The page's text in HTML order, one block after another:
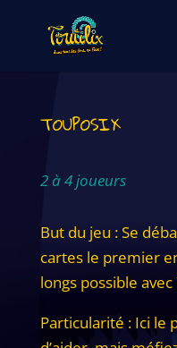
TOUPOSIX
2 à 4 joueurs
But du jeu : Se
cartes le premier
longs possible
Particularité : Ici le